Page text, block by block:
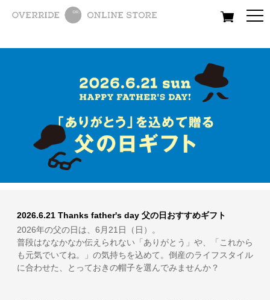
All Women Men
2026.6.21 Thanks father's day 父の日おすすめギフト
2026年の父の日は、6月21日（日）。
普段はななかなか伝えられない「ありがとう」や、「これから
も元気でいてね。」の気持ちを込めて。倒産のライフスタイル
に合わせた、とっておきの帽子を選んでみませんか？